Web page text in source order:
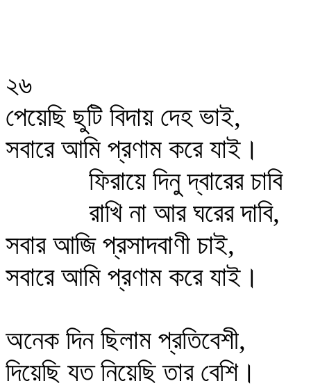
২৬
পেয়েছি ছুটি বিদায় দেহ ভাই,
সবারে আমি প্রণাম করে যাই।
ফিরায়ে দিনু দ্বারের চাবি
রাখি না আর ঘরের দাবি,
সবার আজি প্রসাদবাণী চাই,
সবারে আমি প্রণাম করে যাই।
অনেক দিন ছিলাম প্রতিবেশী,
দিয়েছি যত নিয়েছি তার বেশি।